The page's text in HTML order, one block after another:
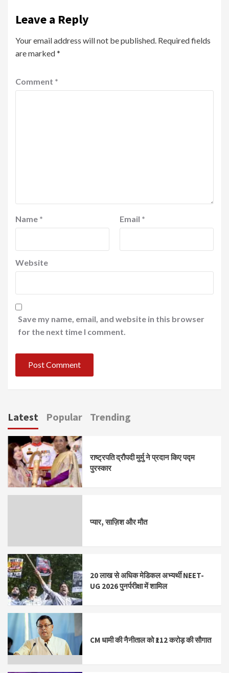
Leave a Reply
Your email address will not be published. Required fields
are marked*
Comment *
Name * Email *
Website
Save my name, email, and website in this browser
for the next time I comment.
Latest Popular Trending
राष्ट्रपति द्रौपदी मुर्मु ने प्रदान किए पद्म
पुरस्कार
प्यार, साज़िश और मौत
20 लाख से अधिक मेडिकल अभ्यर्थी NEET-
UG 2026 पुनर्परीक्षा में शामिल
CM धामी की नैनीताल को ₹112 करोड़ की सौगात